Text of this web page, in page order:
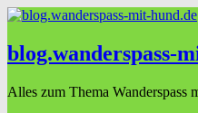
blog.wanderspass-
Alles zum Thema Wanderspass